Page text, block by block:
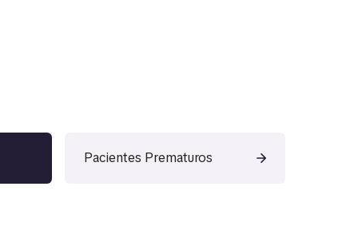
Pacientes Prematuros